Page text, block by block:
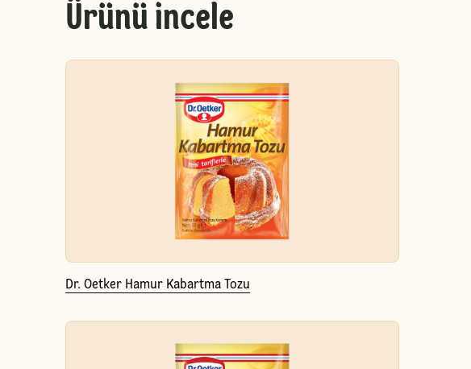
Ürünü incele
Dr. Oetker Hamur Kabartma Tozu